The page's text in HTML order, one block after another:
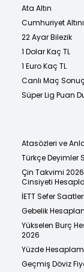
Ata Altın
Cumhuriyet Altını
22 Ayar Bilezik
1 Dolar Kaç TL
1 Euro Kaç TL
Canlı Maç
Süper Lig Puan
Atasözleri ve
Türkçe Deyimler
Çin Takvimi
Cinsiyeti
İETT Sefer Saatleri
Gebelik
Yükselen Burç
2026
Yüzde
Geçmiş Döviz